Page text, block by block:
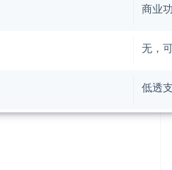
商业
无，
低透